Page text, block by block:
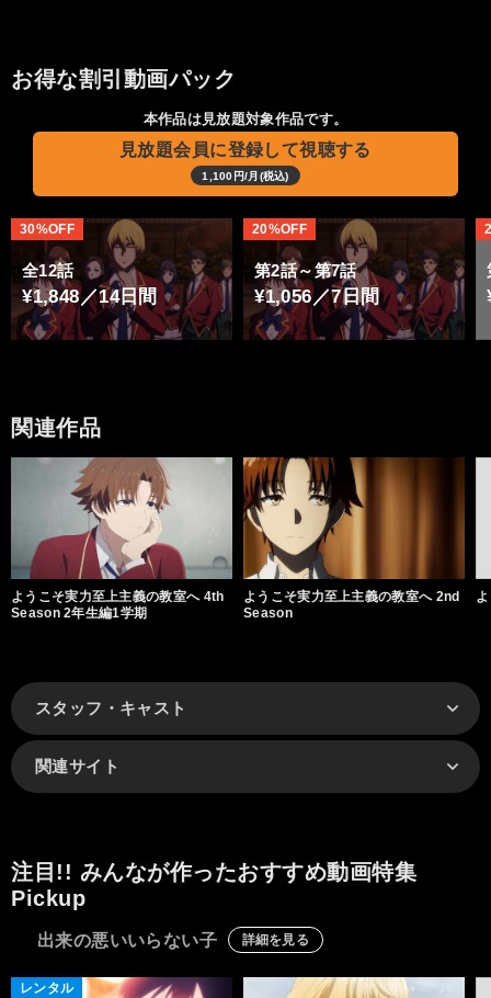
お得な割引動画パック
本作品は見放題対象作品です。
見放題会員に登録して視聴する
1,100円/月(税込)
全12話
¥1,848／14日間
30%OFF
第2話～第7話
¥1,056／7日間
20%OFF
関連作品
ようこそ実力至上主義の教室へ 4th
Season 2年生編1学期
ようこそ実力至上主義の教室へ 2nd
Season
スタッフ・キャスト
関連サイト
注目!! みんなが作ったおすすめ動画特集
Pickup
出来の悪いいらない子 詳細を見る
レンタル